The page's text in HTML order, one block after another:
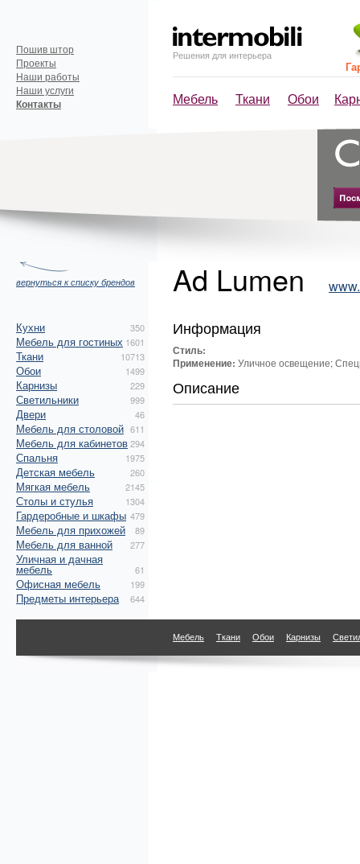
Решения для интерьера
Мебель Ткани Обои
Пошив штор
Проекты
Наши работы
Наши услуги
Контакты
вернуться к списку брендов
Кухни 350
Мебель для гостиных 1601
Ткани 10713
Обои 1499
Карнизы 229
Светильники 999
Двери 46
Мебель для столовой 611
Мебель для кабинетов294
Спальня 1975
Детская мебель 260
Мягкая мебель 2145
Столы и стулья 1304
Гардеробные и шкафы 479
Мебель для прихожей 89
Мебель для ванной 277
Уличная и дачная
мебель 61
Офисная мебель 199
Предметы интерьера 644
Ad Lumen
Информация
Стиль:
Применение: Уличное освещение;
Описание
Мебель Ткани Обои Карнизы